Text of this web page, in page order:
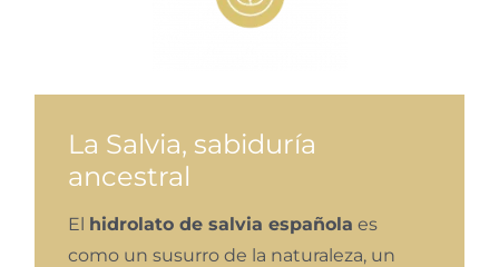
La Salvia, sabiduría
ancestral
El hidrolato de salvia española es
como un susurro de la naturaleza, un